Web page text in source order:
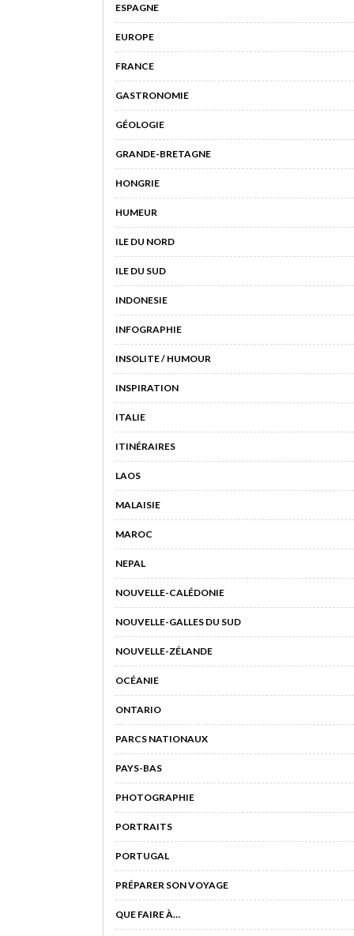
ESPAGNE
EUROPE
FRANCE
GASTRONOMIE
GÉOLOGIE
GRANDE-BRETAGNE
HONGRIE
HUMEUR
ILE DU NORD
ILE DU SUD
INDONESIE
INFOGRAPHIE
INSOLITE / HUMOUR
INSPIRATION
ITALIE
ITINÉRAIRES
LAOS
MALAISIE
MAROC
NEPAL
NOUVELLE-CALÉDONIE
NOUVELLE-GALLES DU SUD
NOUVELLE-ZÉLANDE
OCÉANIE
ONTARIO
PARCS NATIONAUX
PAYS-BAS
PHOTOGRAPHIE
PORTRAITS
PORTUGAL
PRÉPARER SON VOYAGE
QUE FAIRE À…